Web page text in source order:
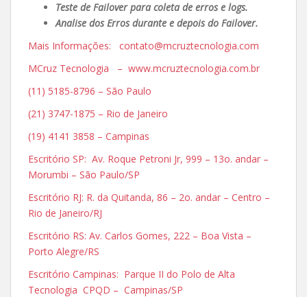
Teste de Failover para coleta de erros e logs.
Analise dos Erros durante e depois do Failover.
Mais Informações: contato@mcruztecnologia.com
MCruz Tecnologia – www.mcruztecnologia.com.br
(11) 5185-8796 – São Paulo
(21) 3747-1875 – Rio de Janeiro
(19) 4141 3858 – Campinas
Escritório SP: Av. Roque Petroni Jr, 999 – 13o. andar –
Morumbi – São Paulo/SP
Escritório RJ: R. da Quitanda, 86 – 2o. andar – Centro –
Rio de Janeiro/RJ
Escritório RS: Av. Carlos Gomes, 222 – Boa Vista –
Porto Alegre/RS
Escritório Campinas: Parque II do Polo de Alta
Tecnologia CPQD – Campinas/SP